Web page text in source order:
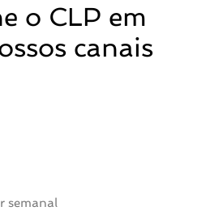
o CLP em
canais
semanal